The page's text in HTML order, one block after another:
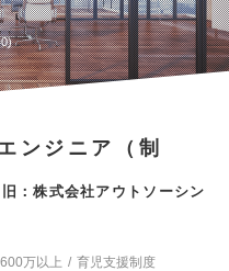
ンジニア（制
：株式会社アウトソーシン
万以上 育児支援制度